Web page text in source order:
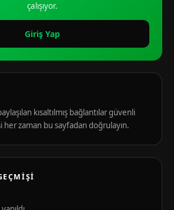
çalışıyor.
Giriş Yap
kısaltılmış bağlantılar güvenli
her zaman bu sayfadan doğrulayın.